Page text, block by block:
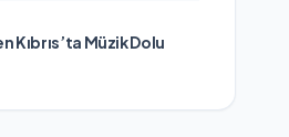
Kıbrıs’ta Müzik Dolu